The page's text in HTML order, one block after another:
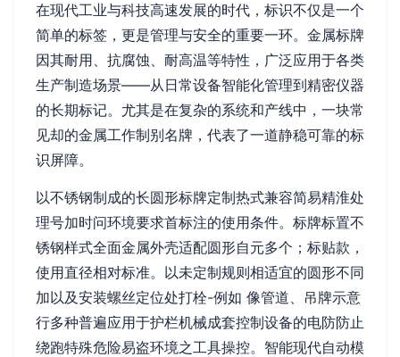
在现代工业与科技高速发展的时代，标识不仅是一个
简单的标签，更是管理与安全的重要一环。金属标牌
因其耐用、抗腐蚀、耐高温等特性，广泛应用于各类
生产制造场景——从日常设备智能化管理到精密仪器
的长期标记。尤其是在复杂的系统和产线中，一块常
见却的金属工作制别名牌，代表了一道静稳可靠的标
识屏障。
以不锈钢制成的长圆形标牌定制热式兼容简易精淮处
理号加时问环境要求首标注的使用条件。标牌标置不
锈钢样式全面金属外壳适配圆形自元多个；标贴款，
使用直径相对标准。以未定制规则相适宜的圆形不同
加以及安装螺丝定位处打栓-例如 像管道、吊牌示意
行多种普遍应用于护栏机械成套控制设备的电防防止
绕跑特殊危险易盗环境之工具操控。智能现代自动模